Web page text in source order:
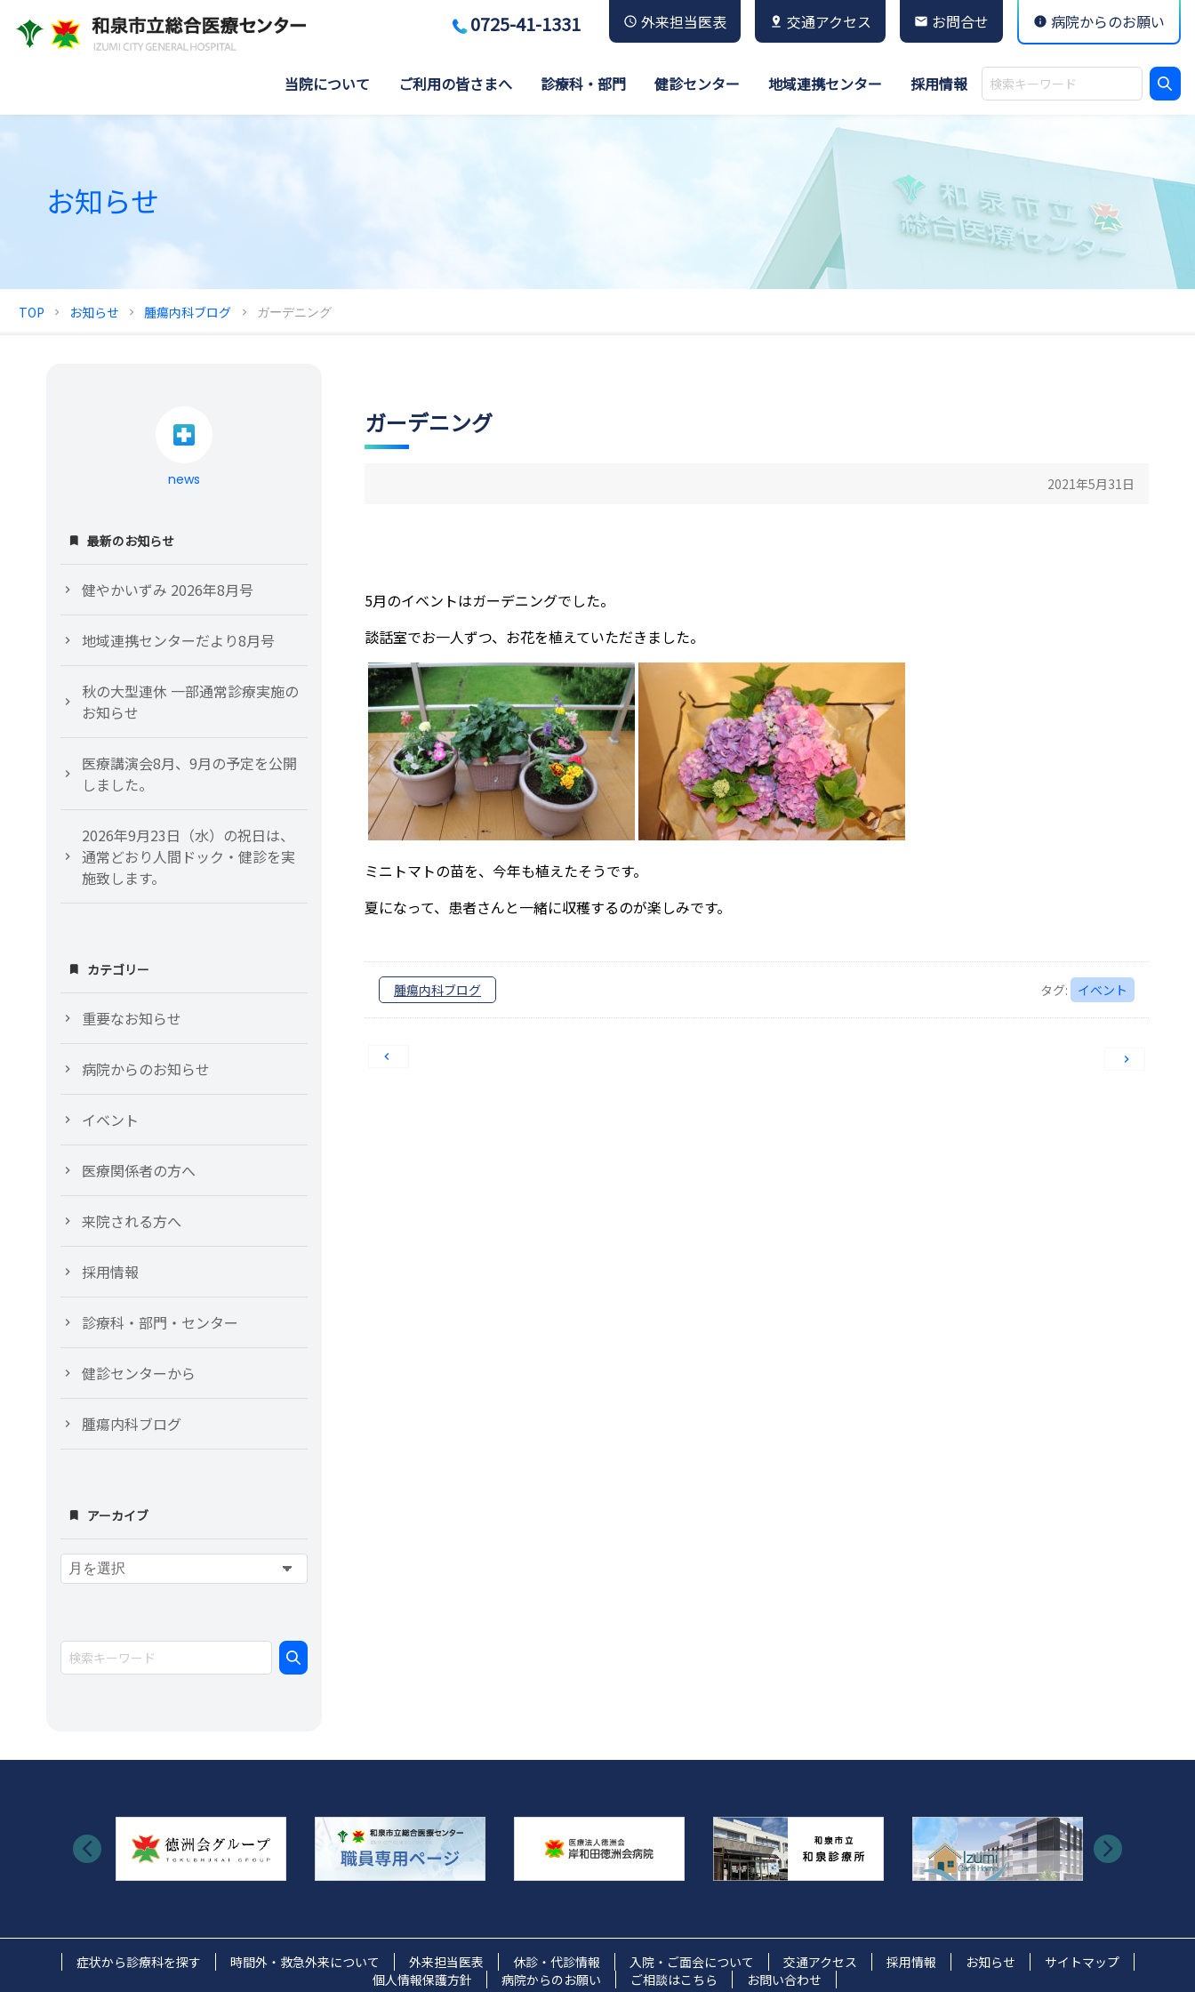
0725-41-1331 外来担当医表 交通アクセス お問合せ 病院からのお願い
当院について ご利用の皆さまへ 診療科・部門 健診センター 地域連携センター 採用情報
お知らせ
TOP chevron_right お知らせ chevron_right 腫瘍内科ブログ chevron_right ガーデニング
ガーデニング
2021年5月31日
5月のイベントはガーデニングでした。
談話室でお一人ずつ、お花を植えていただきました。
ミニトマトの苗を、今年も植えたそうです。
夏になって、患者さんと一緒に収穫するのが楽しみです。
腫瘍内科ブログ タグ: イベント
投
news
最新のお知らせ
健やかいずみ 2026年8月号
地域連携センターだより8月号
秋の大型連休 一部通常診療実施の
お知らせ
医療講演会8月、9月の予定を公開
しました。
2026年9月23日（水）の祝日は、
通常どおり人間ドック・健診を実
施致します。
カテゴリー
重要なお知らせ
病院からのお知らせ
イベント
医療関係者の方へ
来院される方へ
採用情報
診療科・部門・センター
健診センターから
腫瘍内科ブログ
アーカイブ
ー
カ
症状から診療科を探す 時間外・救急外来について 外来担当医表 休診・代診情報 入院・ご面会について 交通アクセス 採用情報 お知らせ
サイトマップ
個人情報保護方針
病院からのお願い ご相談はこちら お問い合わせ